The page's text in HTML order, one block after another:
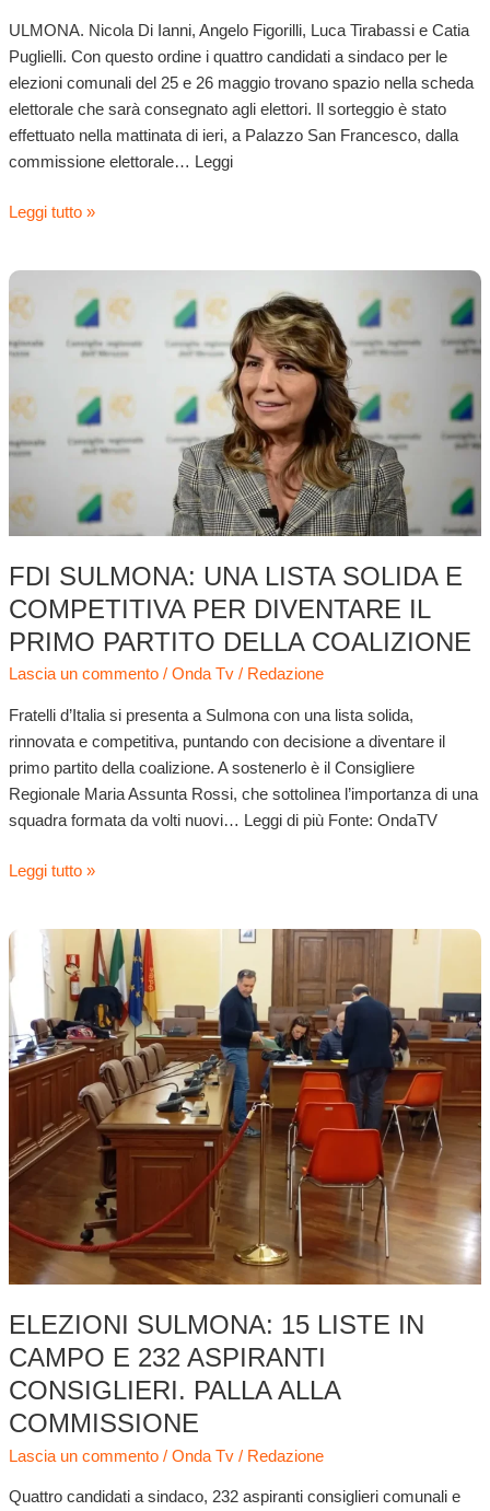
ULMONA. Nicola Di Ianni, Angelo Figorilli, Luca Tirabassi e Catia
Puglielli. Con questo ordine i quattro candidati a sindaco per le
elezioni comunali del 25 e 26 maggio trovano spazio nella scheda
elettorale che sarà consegnato agli elettori. Il sorteggio è stato
effettuato nella mattinata di ieri, a Palazzo San Francesco, dalla
commissione elettorale… Leggi
Leggi tutto »
FDI SULMONA: UNA LISTA SOLIDA E
COMPETITIVA PER DIVENTARE IL
PRIMO PARTITO DELLA COALIZIONE
Lascia un commento / Onda Tv/ Redazione
Fratelli d’Italia si presenta a Sulmona con una lista solida,
rinnovata e competitiva, puntando con decisione a diventare il
primo partito della coalizione. A sostenerlo è il Consigliere
Regionale Maria Assunta Rossi, che sottolinea l’importanza di una
squadra formata da volti nuovi… Leggi di più Fonte: OndaTV
FdI
Sulmona:
lista
e
competitiva
diventare
il
partito
della
coalizione
Leggi tutto »
ELEZIONI SULMONA: 15 LISTE IN
CAMPO E 232 ASPIRANTI
CONSIGLIERI. PALLA ALLA
COMMISSIONE
Lascia un commento / Onda Tv/ Redazione
Quattro candidati a sindaco, 232 aspiranti consiglieri comunali e
Elezioni
Sulmona:
15
liste
in
campo
aspiranti
consiglieri.
Palla
alla
commissione